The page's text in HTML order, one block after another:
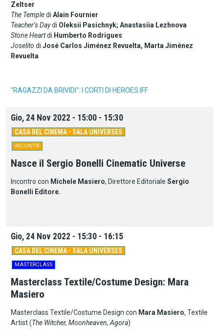
Zeltser
The TemplediAlain Fournier
Teacher’s Daydi Oleksii Pasichnyk; Anastasiia Lezhnova
Stone Heartdi Humberto Rodrigues
Joselito diJosé Carlos Jiménez Revuelta, Marta Jiménez
Revuelta
"RAGAZZI DA BRIVIDI": I CORTI DI HEROES IFF
Gio, 24 Nov 2022 - 15:00 - 15:30
CASA DEL CINEMA - SALA UNIVERSES
INCONTRI
Nasce il Sergio Bonelli Cinematic Universe
Incontro con Michele Masiero, Direttore EditorialeSergio
Bonelli Editore.
Gio, 24 Nov 2022 - 15:30 - 16:15
CASA DEL CINEMA - SALA UNIVERSES
MASTERCLASS
Masterclass Textile/Costume Design: Mara
Masiero
Masterclass Textile/Costume Design con Mara Masiero, Textile
Artist (The Witcher, Moonheaven, Agora)